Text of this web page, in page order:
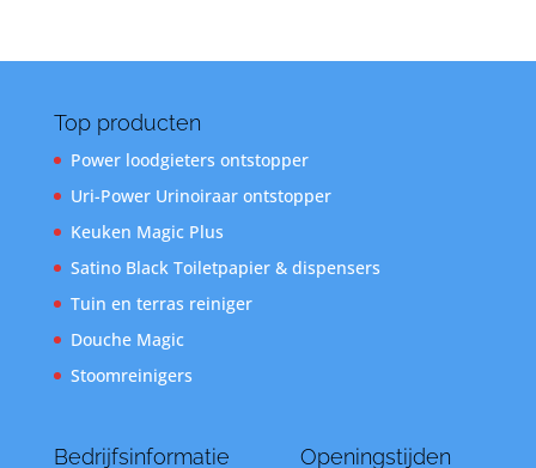
Top producten
Power loodgieters ontstopper
Uri-Power Urinoiraar ontstopper
Keuken Magic Plus
Satino Black Toiletpapier & dispensers
Tuin en terras reiniger
Douche Magic
Stoomreinigers
Bedrijfsinformatie Openingstijden